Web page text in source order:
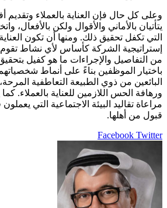
وعلى كل حال فإن العناية بالعملاء وتقديم
يتأتيان بالأماني والأقوال ولكن بالأفعال،
التي تكفل تحقيق ذلك. ومنها أن تكون
إستراتيجية الشركة كأساس لأي نشاط
من التفاصيل والإجراءات ما هو كفيل بتحقيق
باختيار الموظفين بناءً على أنماط
البائعين من ذوي الطبيعة التعاطفية
ورهافة الحس اللازمين للعناية بالعملاء.
مراعاة تقاليد البيئة الاجتماعية التي
قبول من أهلها.
Facebook Twitter
LinkedIn
Pinterest
مشاركة
عبر
البريد
طباعة